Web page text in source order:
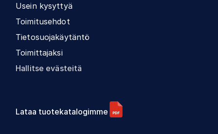
Usein kysyttyä
Toimitusehdot
Tietosuojakäytäntö
Toimittajaksi
Hallitse evästeitä
Lataa tuotekatalogimme